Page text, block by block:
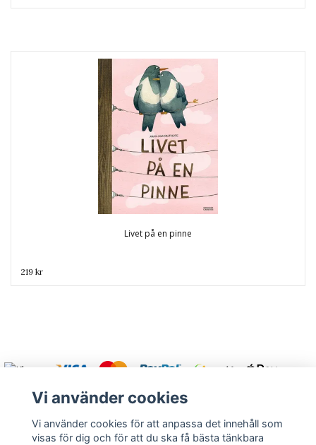
Livet på en pinne
219 kr
Varmt välkommen att kontakta oss.
Vi använder cookies
Vi använder cookies för att anpassa det innehåll som
visas för dig och för att du ska få bästa tänkbara